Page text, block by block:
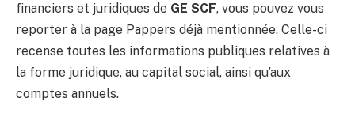
financiers et juridiques de GE SCF, vous pouvez vous
reporter à la page Pappers déjà mentionnée. Celle-ci
recense toutes les informations publiques relatives à
la forme juridique, au capital social, ainsi qu’aux
comptes annuels.